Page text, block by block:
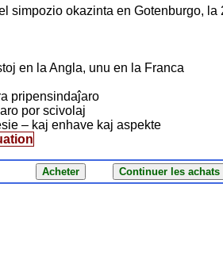
simpozio okazinta en Gotenburgo,
en la Angla, unu en la Franca
pripensindaĵaro
por scivolaj
– kaj enhave kaj aspekte